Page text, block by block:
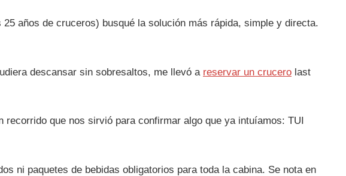
años de cruceros) busqué la solución más rápida, simple y directa.
descansar sin sobresaltos, me llevó a reservar un crucero last
recorrido que nos sirvió para confirmar algo que ya intuíamos: TUI
ni paquetes de bebidas obligatorios para toda la cabina. Se nota en